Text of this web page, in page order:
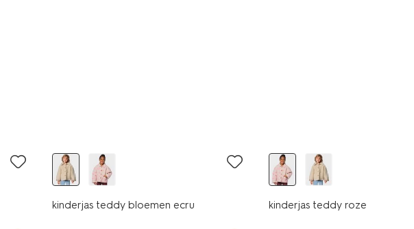
kinderjas teddy bloemen ecru kinderjas teddy roze